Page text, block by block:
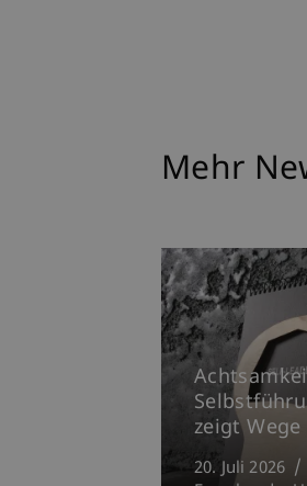
Mehr
zeigt
20. Juli 2026